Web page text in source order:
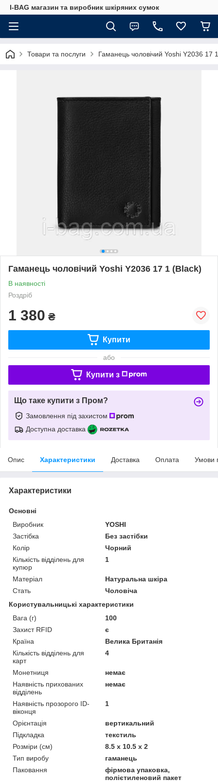
I-BAG магазин та виробник шкіряних сумок
Товари та послуги Гаманець чоловічий Yoshi Y2036 17
Гаманець чоловічий Yoshi Y2036 17 1 (Black)
В наявності
Роздріб
1 380 ₴
Купити
або
Купити з
Що таке купити з Пром?
Замовлення під захистом
Доступна доставка
Опис Характеристики Доставка Оплата Умови
Характеристики
Основні
Виробник
YOSHI
Застібка
Без застібки
Колір
Чорний
Кількість відділень для
купюр
1
Матеріал
Натуральна шкіра
Стать
Чоловіча
Користувальницькі характеристики
Вага (г)
100
Захист RFID
є
Країна
Велика Британія
Кількість відділень для
карт
4
Монетниця
немає
Наявність прихованих
відділень
немає
Наявність прозорого ID-
віконця
1
Орієнтація
вертикальний
Підкладка
текстиль
Розміри (см)
8.5 x 10.5 x 2
Тип виробу
гаманець
Паковання
фірмова упаковка,
полієтиленовий пакет